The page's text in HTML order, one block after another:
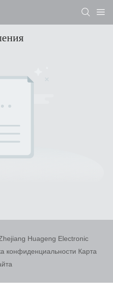
Huageng Electronic
конфиденциальности Карта